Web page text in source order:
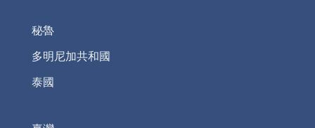
秘魯
多明尼加共和國
泰國